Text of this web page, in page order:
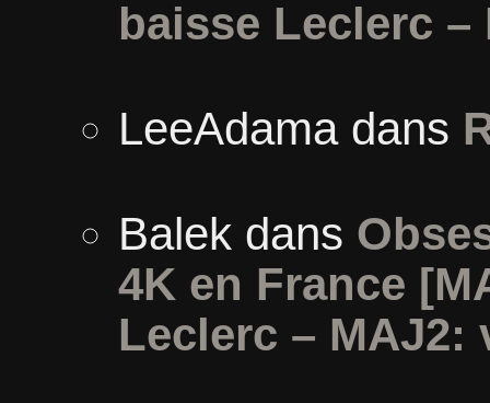
baisse Leclerc
LeeAdamadans
Balekdans
4K en France
Leclerc –